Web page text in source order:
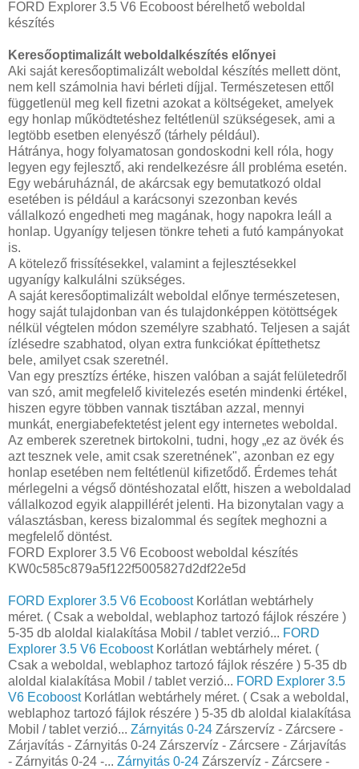
FORD Explorer 3.5 V6 Ecoboost bérelhető weboldal
készítés
Keresőoptimalizált weboldalkészítés előnyei
Aki saját keresőoptimalizált weboldal készítés mellett dönt,
nem kell számolnia havi bérleti díjjal. Természetesen ettől
függetlenül meg kell fizetni azokat a költségeket, amelyek
egy honlap működtetéshez feltétlenül szükségesek, ami a
legtöbb esetben elenyésző (tárhely például).
Hátránya, hogy folyamatosan gondoskodni kell róla, hogy
legyen egy fejlesztő, aki rendelkezésre áll probléma esetén.
Egy webáruháznál, de akárcsak egy bemutatkozó oldal
esetében is például a karácsonyi szezonban kevés
vállalkozó engedheti meg magának, hogy napokra leáll a
honlap. Ugyanígy teljesen tönkre teheti a futó kampányokat
is.
A kötelező frissítésekkel, valamint a fejlesztésekkel
ugyanígy kalkulálni szükséges.
A saját keresőoptimalizált weboldal előnye természetesen,
hogy saját tulajdonban van és tulajdonképpen kötöttségek
nélkül végtelen módon személyre szabható. Teljesen a saját
ízlésedre szabhatod, olyan extra funkciókat építtethetsz
bele, amilyet csak szeretnél.
Van egy presztízs értéke, hiszen valóban a saját felületedről
van szó, amit megfelelő kivitelezés esetén mindenki értékel,
hiszen egyre többen vannak tisztában azzal, mennyi
munkát, energiabefektetést jelent egy internetes weboldal.
Az emberek szeretnek birtokolni, tudni, hogy „ez az övék és
azt tesznek vele, amit csak szeretnének", azonban ez egy
honlap esetében nem feltétlenül kifizetődő. Érdemes tehát
mérlegelni a végső döntéshozatal előtt, hiszen a weboldalad
vállalkozod egyik alappillérét jelenti. Ha bizonytalan vagy a
választásban, keress bizalommal és segítek meghozni a
megfelelő döntést.
FORD Explorer 3.5 V6 Ecoboost weboldal készítés
KW0c585c879a5f122f5005827d2df22e5d
FORD Explorer 3.5 V6 EcoboostKorlátlan webtárhely
méret. ( Csak a weboldal, weblaphoz tartozó fájlok részére )
5-35 db aloldal kialakítása Mobil / tablet verzió... FORD
Explorer 3.5 V6 EcoboostKorlátlan webtárhely méret. (
Csak a weboldal, weblaphoz tartozó fájlok részére ) 5-35 db
aloldal kialakítása Mobil / tablet verzió... FORD Explorer 3.5
V6 EcoboostKorlátlan webtárhely méret. ( Csak a weboldal,
weblaphoz tartozó fájlok részére ) 5-35 db aloldal kialakítása
Mobil / tablet verzió... Zárnyitás 0-24 Zárszervíz - Zárcsere -
Zárjavítás - Zárnyitás 0-24 Zárszervíz - Zárcsere - Zárjavítás
- Zárnyitás 0-24 -... Zárnyitás 0-24 Zárszervíz - Zárcsere -